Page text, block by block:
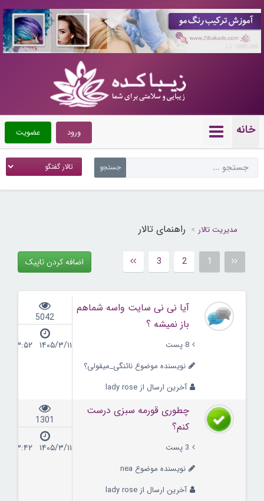
خانه عضویت ورود
مدیریت تالار راهنمای تالار
1
2
3 اضافه کردن تاپیک
آیا نی نی سایت واسه شماهم
باز نمیشه ؟
8 پست
نویسنده موضوع نائنگی_میقولی؟
آخرین ارسال از lady rose
5042
۱۴۰۵/۳/۱۱ ۰۳:۵۲
چطوری قورمه سبزی درست
کنم؟
3 پست
نویسنده موضوع nea
آخرین ارسال از lady rose
1301
۱۴۰۵/۳/۱۱ ۰۳:۴۲